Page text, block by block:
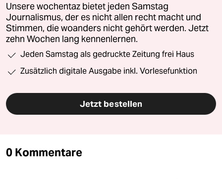
Unsere wochentaz bietet jeden Samstag
Journalismus, der es nicht allen recht macht und
Stimmen, die woanders nicht gehört werden. Jetzt
zehn Wochen lang kennenlernen.
Jeden Samstag als gedruckte Zeitung frei Haus
Zusätzlich digitale Ausgabe inkl. Vorlesefunktion
Jetzt bestellen
0 Kommentare